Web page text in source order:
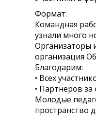
Формат:
Командная
узнали много
Организаторы
организация
Благодарим:
• Всех
• Партнёров
Молодые
пространство